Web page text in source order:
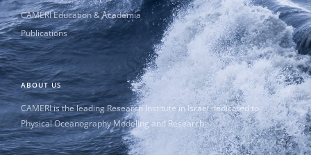
ABOUT US
CAMERI is the leading Research Institute in Israel dedicated to
Physical Oceanography Modeling and Research.
CAMERI Education & Academia
Publications